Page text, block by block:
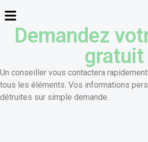
Demandez
gratuit
Un conseiller vous contactera
tous les éléments. Vos informations
détruites sur simple demande.